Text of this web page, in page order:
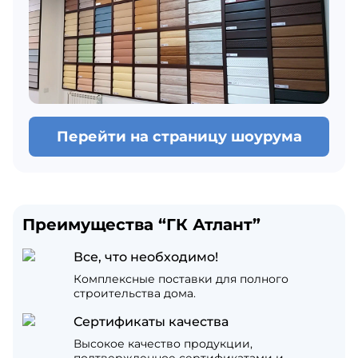
Перейти на страницу шоурума
Преимущества “ГК Атлант”
Все, что необходимо!
Комплексные поставки для полного
строительства дома.
Сертификаты качества
Высокое качество продукции,